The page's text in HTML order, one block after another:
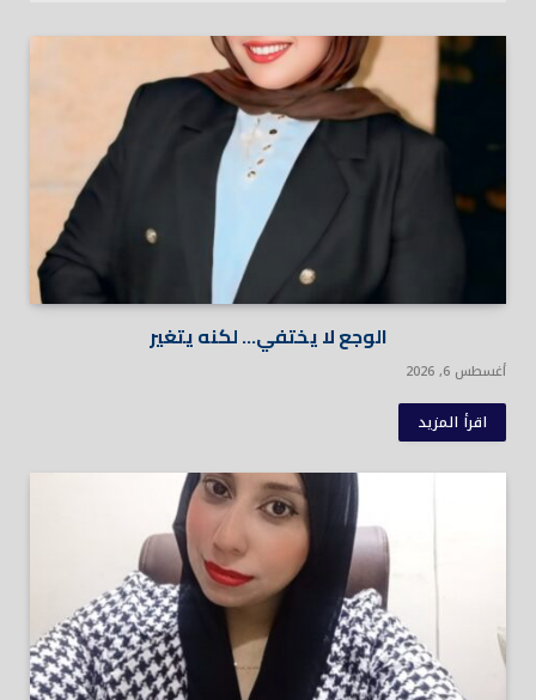
الوجع لا يختفي… لكنه يتغير
أغسطس 6, 2026
اقرأ المزيد